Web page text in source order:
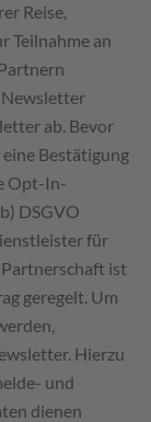
Reise,
Teilnahme an
Newsletter
ab. Bevor
Bestätigung
Opt-In-
DSGVO
für
ist
geregelt. Um
Hierzu
und
dienen